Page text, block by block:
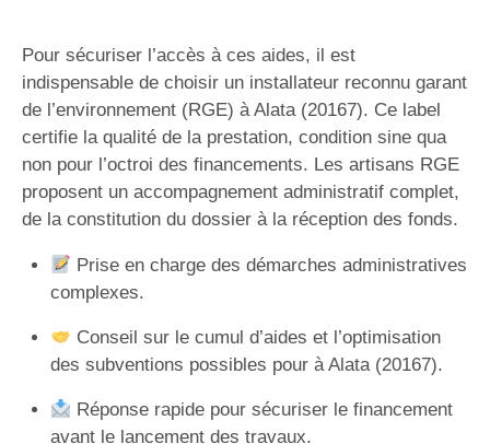
Pour sécuriser l’accès à ces aides, il est
indispensable de choisir un installateur reconnu garant
de l’environnement (RGE) à Alata (20167). Ce label
certifie la qualité de la prestation, condition sine qua
non pour l’octroi des financements. Les artisans RGE
proposent un accompagnement administratif complet,
de la constitution du dossier à la réception des fonds.
Prise en charge des démarches administratives
complexes.
Conseil sur le cumul d’aides et l’optimisation
des subventions possibles pour à Alata (20167).
Réponse rapide pour sécuriser le financement
avant le lancement des travaux.